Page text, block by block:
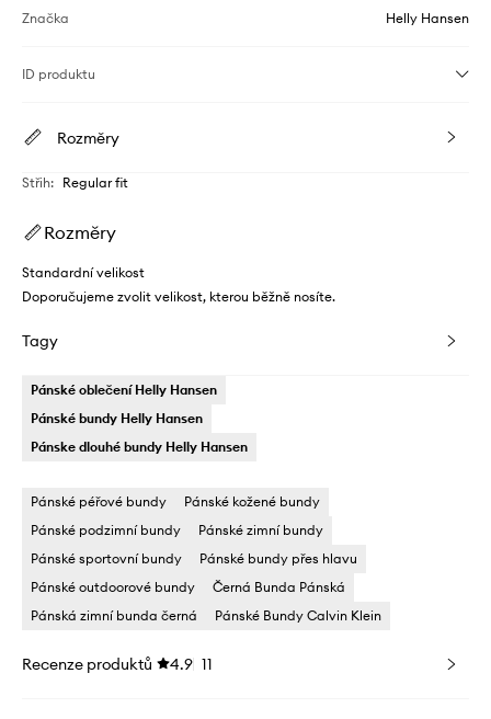
Značka Helly Hansen
ID produktu
Rozměry
Střih: Regular fit
Rozměry
Standardní velikost
Doporučujeme zvolit velikost, kterou běžně nosíte.
Tagy
Pánské oblečení Helly Hansen
Pánské bundy Helly Hansen
Pánske dlouhé bundy Helly Hansen
Pánské péřové bundy
Pánské kožené bundy
Pánské podzimní bundy
Pánské zimní bundy
Pánské sportovní bundy
Pánské bundy přes hlavu
Pánské outdoorové bundy
Černá Bunda Pánská
Pánská zimní bunda černá
Pánské Bundy Calvin Klein
Recenze produktů 4.9 11